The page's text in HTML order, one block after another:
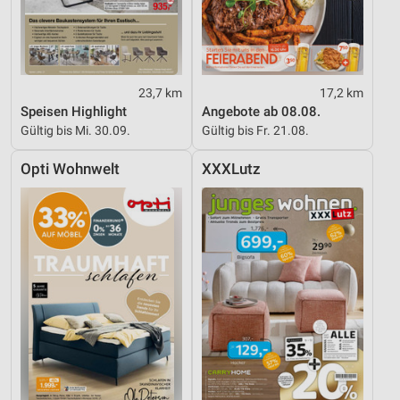
23,7 km
Speisen Highlight
Gültig bis Mi. 30.09.
17,2 km
Angebote ab 08.08.
Gültig bis Fr. 21.08.
Opti Wohnwelt XXXLutz
Kombinationen von Daten aus verschiedenen
Quellen
Entwicklung und Verbesserung der Angebote
Verwendung reduzierter Daten zur Auswahl von
Inhalten
Verwendung genauer Standortdaten
Geräte anhand von aktiv angeforderten
Informationen identifizieren
Nicht-IAB-Verarbeitungszwecke:
Notwendig
Performance
Funktional
Werbung